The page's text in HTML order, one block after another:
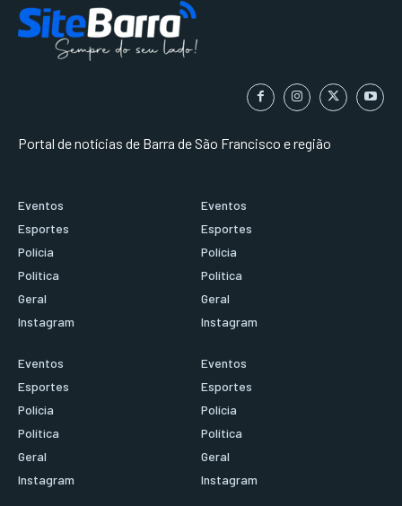
Portal de notícias de Barra de São Francisco e região
Eventos
Esportes
Polícia
Política
Geral
Instagram
Eventos
Esportes
Polícia
Política
Geral
Instagram
Eventos
Esportes
Polícia
Política
Geral
Instagram
Eventos
Esportes
Polícia
Política
Geral
Instagram